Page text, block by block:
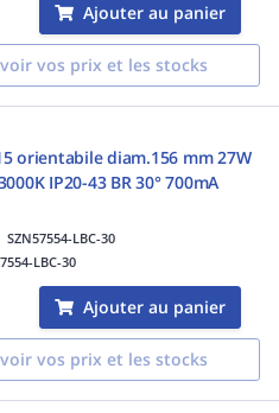
Ajouter au panier
vos prix et les stocks
orientabile diam.156 mm 27W
IP20-43 BR 30° 700mA
:SZN57554-LBC-30
LBC-30
Ajouter au panier
vos prix et les stocks